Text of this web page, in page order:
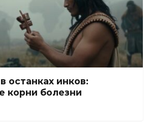
останках инков:
корни болезни